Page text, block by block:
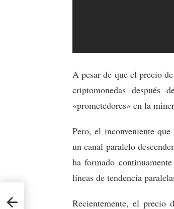
A pesar de que el precio
criptomonedas
«prometedores» en la
Pero, el inconveniente
un canal paralelo
ha formado
líneas de tendencia
Recientemente, el precio
Rift